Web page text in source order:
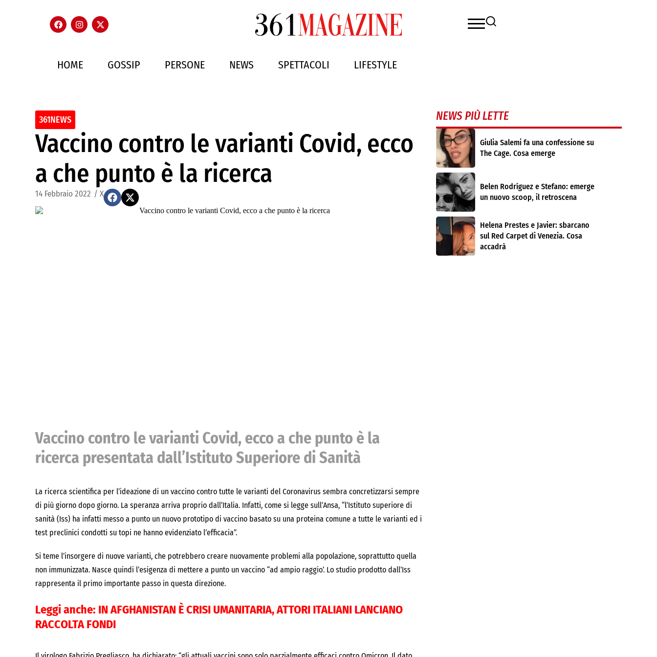
HOME GOSSIP PERSONE NEWS SPETTACOLI LIFESTYLE
361NEWS
Vaccino contro le varianti Covid, ecco
a che punto è la ricerca
14 Febbraio 2022 / X
Vaccino contro le varianti Covid, ecco a che punto è la
ricerca presentata dall’Istituto Superiore di Sanità
La ricerca scientifica per l’ideazione di un vaccino contro tutte le varianti del Coronavirus sembra concretizzarsi sempre
di più giorno dopo giorno. La speranza arriva proprio dall’Italia. Infatti, come si legge sull’Ansa, “l’Istituto superiore di
sanità (Iss) ha infatti messo a punto un nuovo prototipo di vaccino basato su una proteina comune a tutte le varianti ed i
test preclinici condotti su topi ne hanno evidenziato l’efficacia”.
Si teme l’insorgere di nuove varianti, che potrebbero creare nuovamente problemi alla popolazione, soprattutto quella
non immunizzata. Nasce quindi l’esigenza di mettere a punto un vaccino “ad ampio raggio’. Lo studio prodotto dall’Iss
rappresenta il primo importante passo in questa direzione.
Leggi anche: IN AFGHANISTAN È CRISI UMANITARIA, ATTORI ITALIANI LANCIANO
RACCOLTA FONDI
NEWS PIÙ LETTE
Giulia Salemi fa una confessione su
The Cage. Cosa emerge
Belen Rodríguez e Stefano: emerge
un nuovo scoop, il retroscena
Helena Prestes e Javier: sbarcano
sul Red Carpet di Venezia. Cosa
accadrà